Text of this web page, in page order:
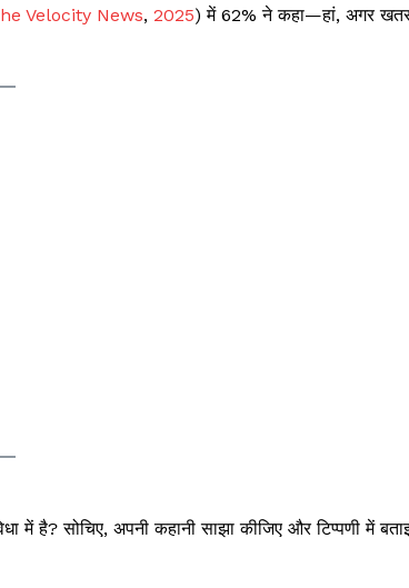
Velocity News, 2025) में 62% ने कहा—हां, अगर
में है? सोचिए, अपनी कहानी साझा कीजिए और टिप्पणी में